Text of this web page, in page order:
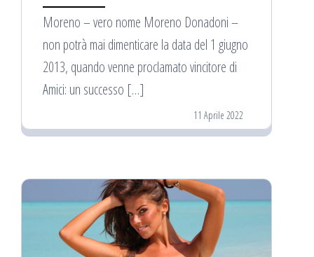
Moreno – vero nome Moreno Donadoni –
non potrà mai dimenticare la data del 1 giugno
2013, quando venne proclamato vincitore di
Amici: un successo […]
11 Aprile 2022